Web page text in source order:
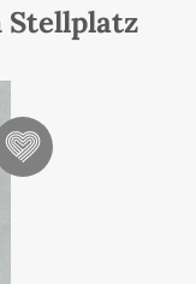
Stellplatz